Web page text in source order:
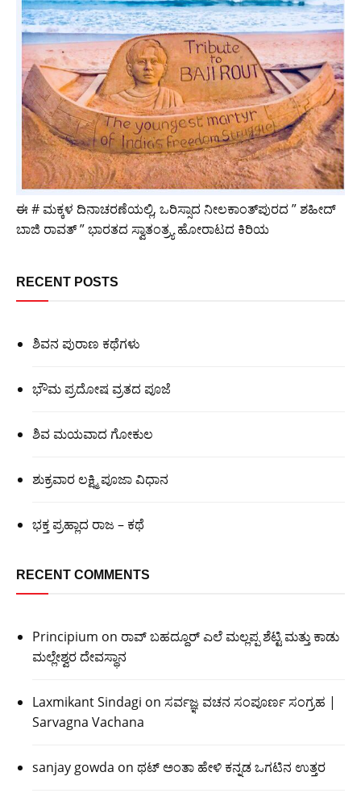
ಈ # ಮಕ್ಕಳ ದಿನಾಚರಣೆಯಲ್ಲಿ, ಒರಿಸ್ಸಾದ ನೀಲಕಾಂತ್‌ಪುರದ ” ಶಹೀದ್
ಬಾಜಿ ರಾವತ್ ” ಭಾರತದ ಸ್ವಾತಂತ್ರ್ಯ ಹೋರಾಟದ ಕಿರಿಯ
RECENT POSTS
ಶಿವನ ಪುರಾಣ ಕಥೆಗಳು
ಭೌಮ ಪ್ರದೋಷ ವ್ರತದ ಪೂಜೆ
ಶಿವ ಮಯವಾದ ಗೋಕುಲ
ಶುಕ್ರವಾರ ಲಕ್ಷ್ಮಿ ಪೂಜಾ ವಿಧಾನ
ಭಕ್ತ ಪ್ರಹ್ಲಾದ ರಾಜ – ಕಥೆ
RECENT COMMENTS
Principium on ರಾವ್ ಬಹದ್ದೂರ್ ಎಲೆ ಮಲ್ಲಪ್ಪ ಶೆಟ್ಟಿ ಮತ್ತು ಕಾಡು
ಮಲ್ಲೇಶ್ವರ ದೇವಸ್ಥಾನ
Laxmikant Sindagi on ಸರ್ವಜ್ಞ ವಚನ ಸಂಪೂರ್ಣ ಸಂಗ್ರಹ |
Sarvagna Vachana
sanjay gowda on ಥಟ್ ಅಂತಾ ಹೇಳಿ ಕನ್ನಡ ಒಗಟಿನ ಉತ್ತರ